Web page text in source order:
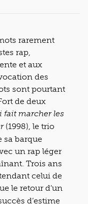
rarement
rap,
et aux
des
sont pourtant
de deux
fait marcher les
(1998), le trio
sa barque
un rap léger
Trois ans
celui de
le retour d’un
d’estime